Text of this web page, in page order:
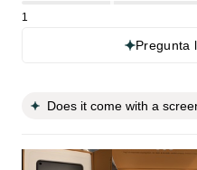
1
Pregunta
Does it come with a